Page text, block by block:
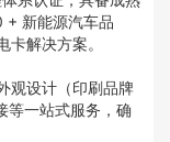
+ 新能源汽车品
解决方案。
观设计（印刷品牌
等一站式服务，确